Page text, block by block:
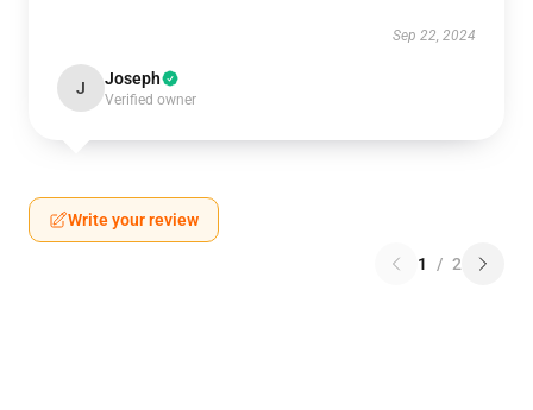
Sep 22, 2024
J Joseph
Verified owner
Write your review
1 / 2